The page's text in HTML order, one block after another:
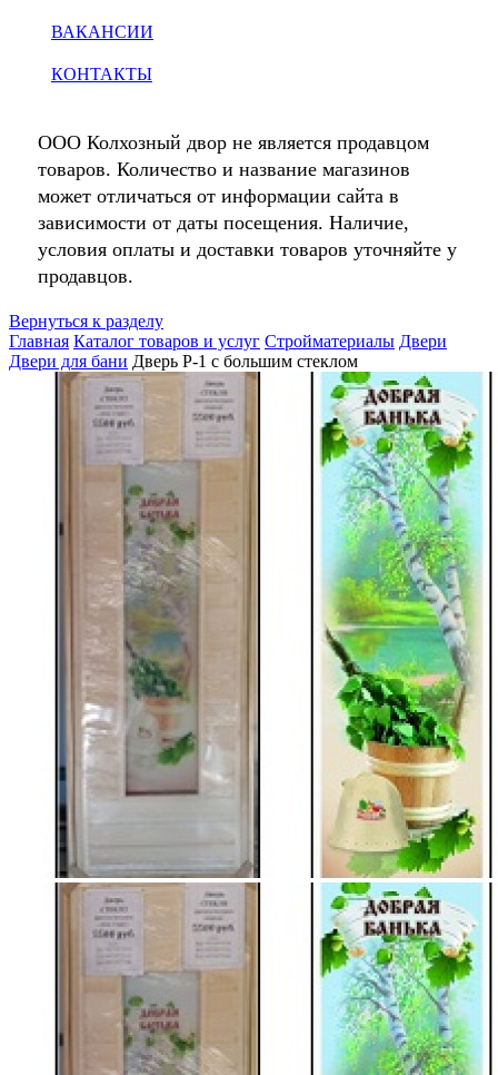
ВАКАНСИИ
КОНТАКТЫ
ООО Колхозный двор не является продавцом
товаров. Количество и название магазинов
может отличаться от информации сайта в
зависимости от даты посещения. Наличие,
условия оплаты и доставки товаров уточняйте у
продавцов.
Вернуться к разделу
Главная Каталог товаров и услуг Стройматериалы Двери
Двери для бани Дверь Р-1 с большим стеклом